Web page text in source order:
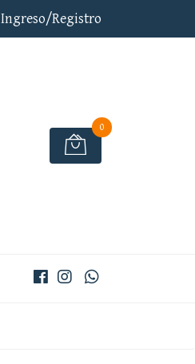
Ingreso/Registro
0